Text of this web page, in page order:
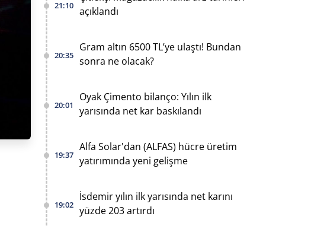
21:10 açıklandı
20:35
Gram altın 6500 TL’ye ulaştı! Bundan
sonra ne olacak?
20:01
Oyak Çimento bilanço: Yılın ilk
yarısında net kar baskılandı
19:37
Alfa Solar'dan (ALFAS) hücre üretim
yatırımında yeni gelişme
19:02
İsdemir yılın ilk yarısında net karını
yüzde 203 artırdı